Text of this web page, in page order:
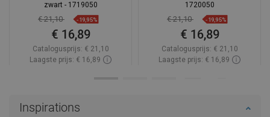
zwart - 1719050
€ 21,10 -19,95%
€ 16,89
Catalogusprijs: € 21,10
Laagste prijs: € 16,89
1720050
€ 21,10 -19,95%
€ 16,89
Catalogusprijs: € 21,10
Laagste prijs: € 16,89
Inspirations